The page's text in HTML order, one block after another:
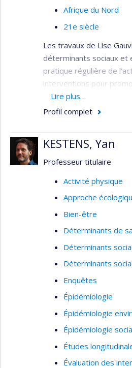
Afrique du Nord
21e siècle
Les travaux de Lise
déterminants sociaux et
pratique régulière de
interventions pour
régulière de l’activité
populationnel et les
des méthodes
novatrices incluant
et l’échantillonnage des
Son équipe étudie
caractéristiques des
les habitudes de vie,
voisinages peuvent
ces interventions de
changer les voisinages
Lire plus…
Profil complet
KESTENS, Yan
Professeur titulaire
Activité physique
Approche
Bien-être
Déterminants de
Déterminants
Déterminants
Enquêtes
Épidémiologie
Épidémiologie
Épidémiologie
Études
Évaluation des